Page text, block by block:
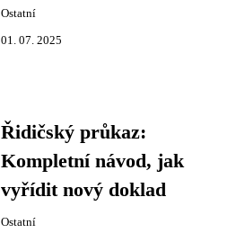
Ostatní
01. 07. 2025
Řidičský průkaz:
Kompletní návod, jak
vyřídit nový doklad
Ostatní